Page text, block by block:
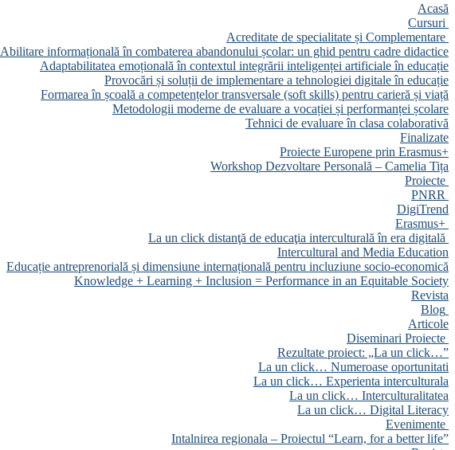
Acasă
Cursuri
Acreditate de specialitate și Complementare
Abilitare informațională în combaterea abandonului școlar: un ghid pentru cadre didactice
Adaptabilitatea emoțională în contextul integrării inteligenței artificiale în educație
Provocări și soluții de implementare a tehnologiei digitale în educație
Formarea în școală a competențelor transversale (soft skills) pentru carieră și viață
Metodologii moderne de evaluare a vocației și performanței școlare
Tehnici de evaluare în clasa colaborativă
Finalizate
Proiecte Europene prin Erasmus+
Workshop Dezvoltare Personală – Camelia Tița
Proiecte
PNRR
DigiTrend
Erasmus+
La un click distanţă de educaţia interculturală în era digitală
Intercultural and Media Education
Educație antreprenorială și dimensiune internațională pentru incluziune socio-economică
Knowledge + Learning + Inclusion = Performance in an Equitable Society
Revista
Blog
Articole
Diseminari Proiecte
Rezultate proiect: „La un click…”
La un click… Numeroase oportunitati
La un click… Experienta interculturala
La un click… Interculturalitatea
La un click… Digital Literacy
Evenimente
Intalnirea regionala – Proiectul “Learn, for a better life”